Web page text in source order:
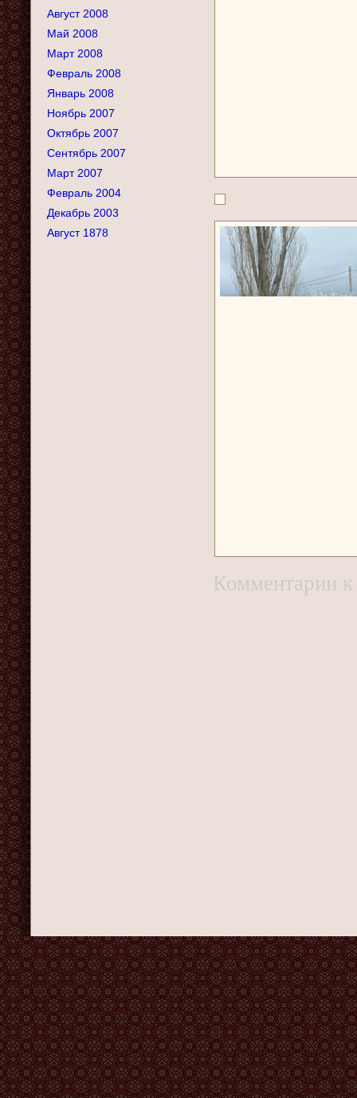
Август 2008
Май 2008
Март 2008
Февраль 2008
Январь 2008
Ноябрь 2007
Октябрь 2007
Сентябрь 2007
Март 2007
Февраль 2004
Декабрь 2003
Август 1878
Комментарии